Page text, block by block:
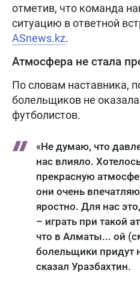
отметив, что команда
ситуацию в ответной
ASnews.kz.
Атмосфера не стала
По словам наставника,
болельщиков не
футболистов.
«Не думаю, что
нас влияло.
прекрасную
они очень
яростно. Для нас
– играть при такой
что в Алматы... ой
болельщики придут
сказал Уразбахтин.